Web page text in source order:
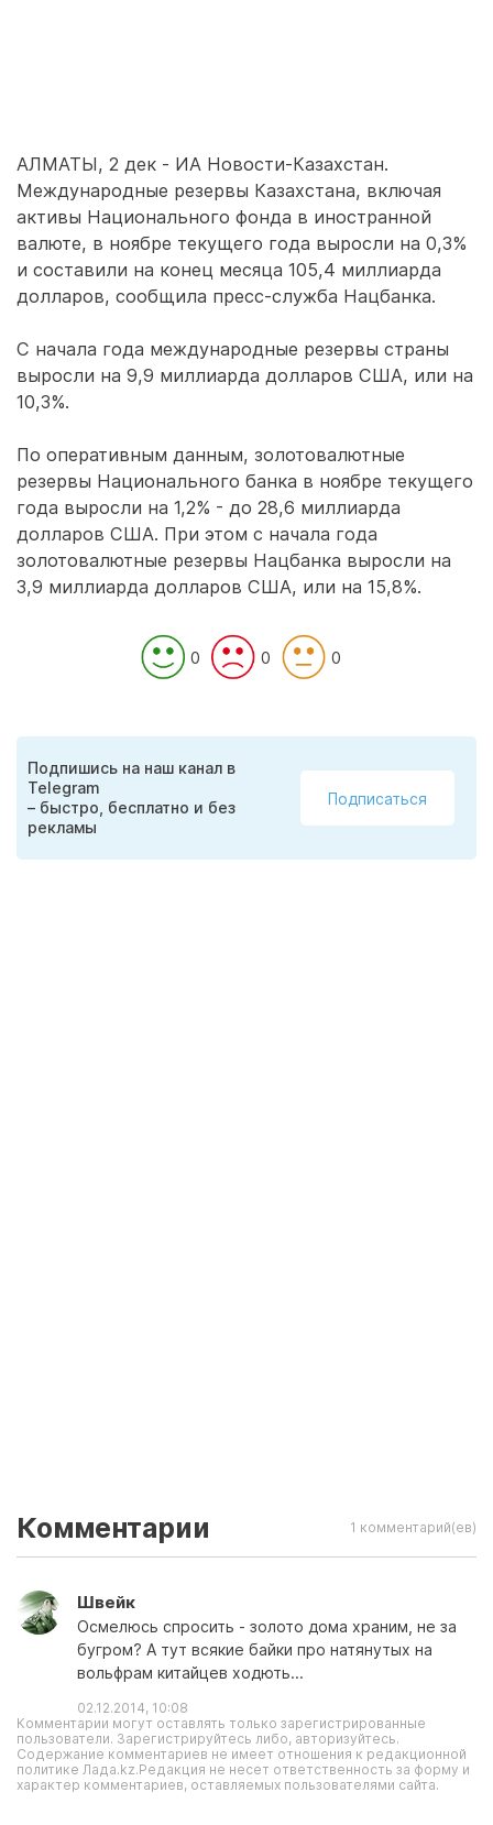
АЛМАТЫ, 2 дек - ИА Новости-Казахстан.
Международные резервы Казахстана, включая
активы Национального фонда в иностранной
валюте, в ноябре текущего года выросли на 0,3%
и составили на конец месяца 105,4 миллиарда
долларов, сообщила пресс-служба Нацбанка.
С начала года международные резервы страны
выросли на 9,9 миллиарда долларов США, или на
10,3%.
По оперативным данным, золотовалютные
резервы Национального банка в ноябре текущего
года выросли на 1,2% - до 28,6 миллиарда
долларов США. При этом с начала года
золотовалютные резервы Нацбанка выросли на
3,9 миллиарда долларов США, или на 15,8%.
0 0 0
Подпишись на наш канал в
Telegram
– быстро, бесплатно и без
рекламы
Подписаться
Комментарии 1 комментарий(ев)
Швейк
Осмелюсь спросить - золото дома храним, не за
бугром? А тут всякие байки про натянутых на
вольфрам китайцев ходють...
02.12.2014, 10:08
Комментарии могут оставлять только зарегистрированные
пользователи. Зарегистрируйтесь либо, авторизуйтесь.
Содержание комментариев не имеет отношения к редакционной
политике Лада.kz.Редакция не несет ответственность за форму и
характер комментариев, оставляемых пользователями сайта.